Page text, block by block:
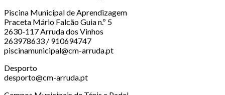
Piscina Municipal de Aprendizagem
Praceta Mário Falcão Guia n.º 5
2630-117 Arruda dos Vinhos
263978633 / 910694747
piscinamunicipal@cm-arruda.pt
Desporto
desporto@cm-arruda.pt